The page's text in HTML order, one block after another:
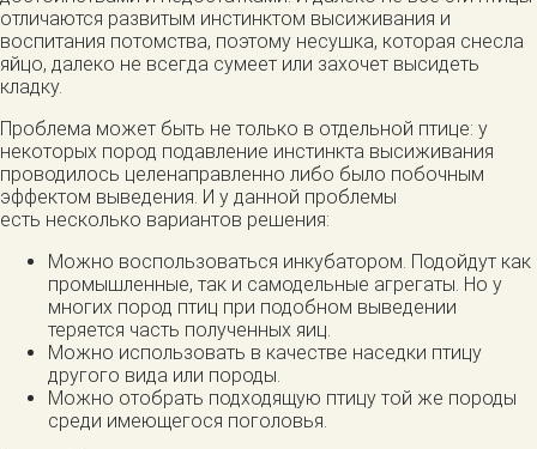
отличаются развитым инстинктом высиживания и
воспитания потомства, поэтому несушка, которая снесла
яйцо, далеко не всегда сумеет или захочет высидеть
кладку.
Проблема может быть не только в отдельной птице: у
некоторых пород подавление инстинкта высиживания
проводилось целенаправленно либо было побочным
эффектом выведения. И у данной проблемы
есть несколько вариантов решения:
Можно воспользоваться инкубатором. Подойдут как
промышленные, так и самодельные агрегаты. Но у
многих пород птиц при подобном выведении
теряется часть полученных яиц.
Можно использовать в качестве наседки птицу
другого вида или породы.
Можно отобрать подходящую птицу той же породы
среди имеющегося поголовья.